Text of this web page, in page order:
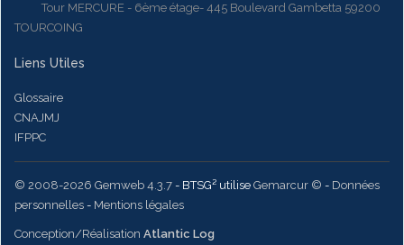
Tour MERCURE - 6ème étage- 445 Boulevard Gambetta 59200
TOURCOING
Liens Utiles
Glossaire
CNAJMJ
IFPPC
© 2008-2026 Gemweb 4.3.7 - BTSG² utilise Gemarcur © - Données
personnelles - Mentions légales
Conception/Réalisation Atlantic Log